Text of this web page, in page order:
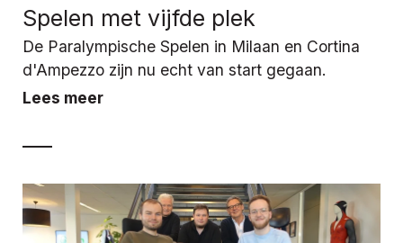
Spelen met vijfde plek
De Paralympische Spelen in Milaan en Cortina
d'Ampezzo zijn nu echt van start gegaan.
Lees meer